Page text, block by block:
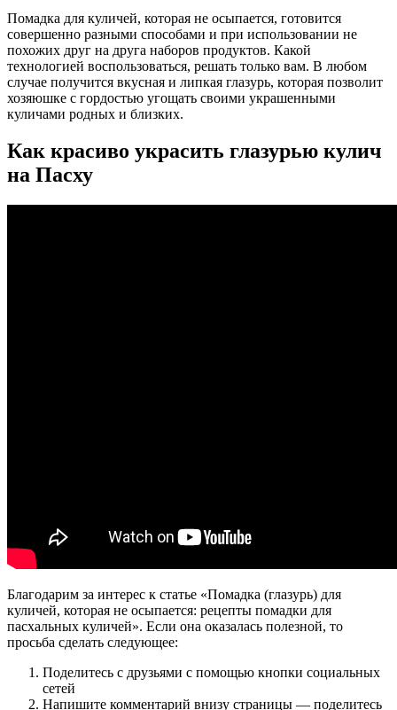
Помадка для куличей, которая не осыпается, готовится
совершенно разными способами и при использовании не
похожих друг на друга наборов продуктов. Какой
технологией воспользоваться, решать только вам. В любом
случае получится вкусная и липкая глазурь, которая позволит
хозяюшке с гордостью угощать своими украшенными
куличами родных и близких.
Как красиво украсить глазурью кулич
на Пасху
Благодарим за интерес к статье «Помадка (глазурь) для
куличей, которая не осыпается: рецепты помадки для
пасхальных куличей». Если она оказалась полезной, то
просьба сделать следующее:
Поделитесь с друзьями с помощью кнопки социальных
сетей
Напишите комментарий внизу страницы — поделитесь